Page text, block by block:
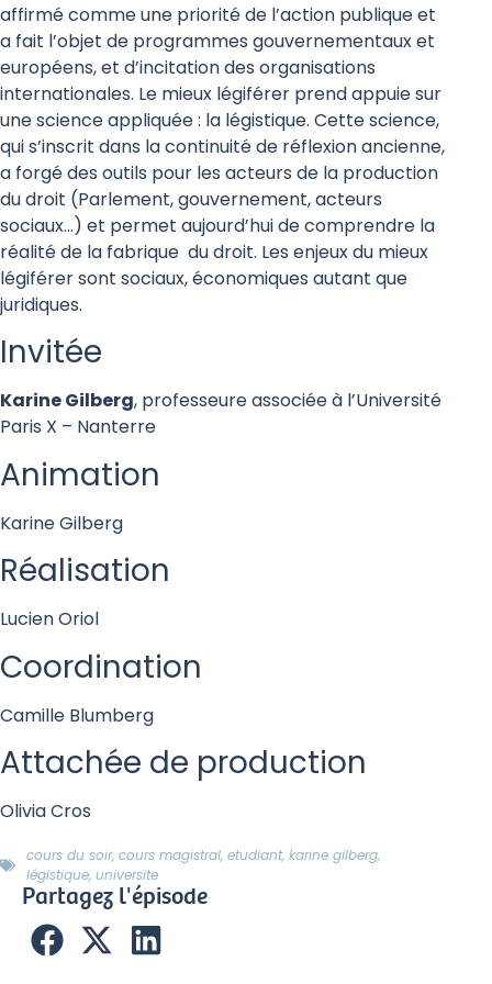
affirmé comme une priorité de l’action publique et
a fait l’objet de programmes gouvernementaux et
européens, et d’incitation des organisations
internationales. Le mieux légiférer prend appuie sur
une science appliquée : la légistique. Cette science,
qui s’inscrit dans la continuité de réflexion ancienne,
a forgé des outils pour les acteurs de la production
du droit (Parlement, gouvernement, acteurs
sociaux…) et permet aujourd’hui de comprendre la
réalité de la fabrique du droit. Les enjeux du mieux
légiférer sont sociaux, économiques autant que
juridiques.
Invitée
Karine Gilberg, professeure associée à l’Université
Paris X – Nanterre
Animation
Karine Gilberg
Réalisation
Lucien Oriol
Coordination
Camille Blumberg
Attachée de production
Olivia Cros
cours du soir, cours magistral, etudiant, karine gilberg,
légistique, universite
Partagez l'épisode